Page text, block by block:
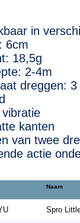
in
6cm
18,5g
2-4m
dreggen: 3
kanten
van twee
actie
Naam
Spro